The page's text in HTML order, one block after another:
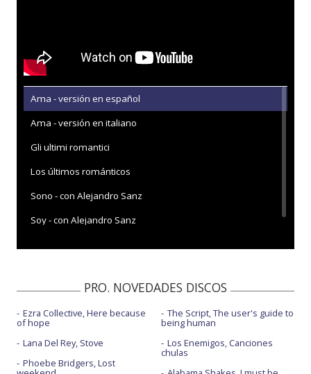
Ama - versión en español
Ama - versión en italiano
Gli ultimi romantici
Los últimos románticos
Sono - con Alejandro Sanz
Soy - con Alejandro Sanz
PRO. NOVEDADES DISCOS
Ezra Collective, Here because
of hope
Lana Del Rey, Stove
Phoebe Bridgers, Lost
The Script, The user's guide to
being human
Los Enemigos, Canciones
chulas